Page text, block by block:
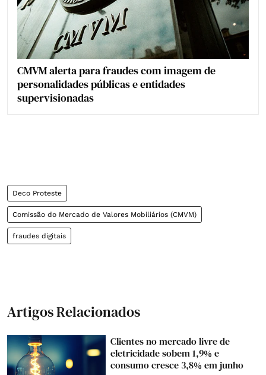
CMVM alerta para fraudes com imagem de
personalidades públicas e entidades
supervisionadas
Deco Proteste
Comissão do Mercado de Valores Mobiliários (CMVM)
fraudes digitais
Artigos Relacionados
Clientes no mercado livre de
eletricidade sobem 1,9% e
consumo cresce 3,8% em junho